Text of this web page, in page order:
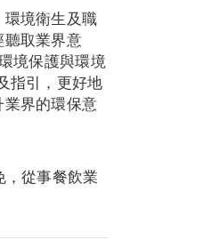
境衛生及職
取業界意
境保護與環境
指引，更好地
界的環保意
從事餐飲業